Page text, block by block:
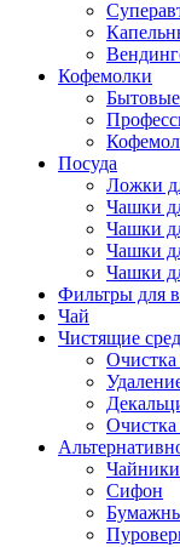
Кофемолки
Посуда
Ложки
Чашки
Чашки
Чашки
Чашки
Фильтры для
Чай
Чистящие
Чайники
Сифон